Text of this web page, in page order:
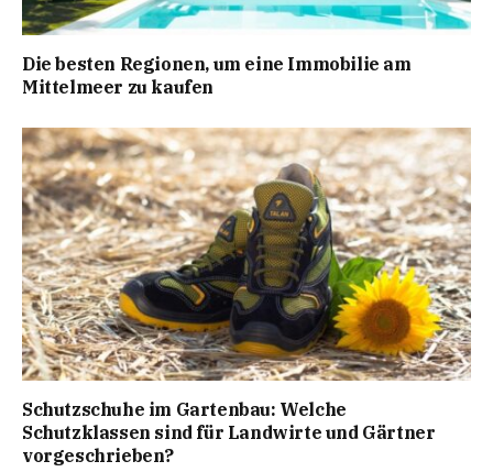
Die besten Regionen, um eine Immobilie am
Mittelmeer zu kaufen
Schutzschuhe im Gartenbau: Welche
Schutzklassen sind für Landwirte und Gärtner
vorgeschrieben?